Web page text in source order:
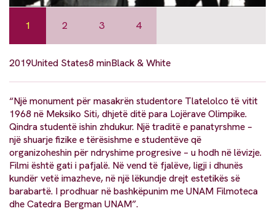
1 2 3 4
2019United States8 minBlack & White
“Një monument për masakrën studentore Tlatelolco të vitit
1968 në Meksiko Siti, dhjetë ditë para Lojërave Olimpike.
Qindra studentë ishin zhdukur. Një traditë e panatyrshme –
një shuarje fizike e tërësishme e studentëve që
organizoheshin për ndryshime progresive – u hodh në lëvizje.
Filmi është gati i pafjalë. Në vend të fjalëve, ligji i dhunës
kundër vetë imazheve, në një lëkundje drejt estetikës së
barabartë. I prodhuar në bashkëpunim me UNAM Filmoteca
dhe Catedra Bergman UNAM”.